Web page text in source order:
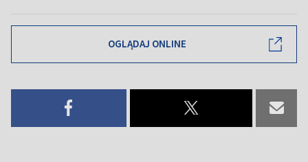
OGLĄDAJ ONLINE